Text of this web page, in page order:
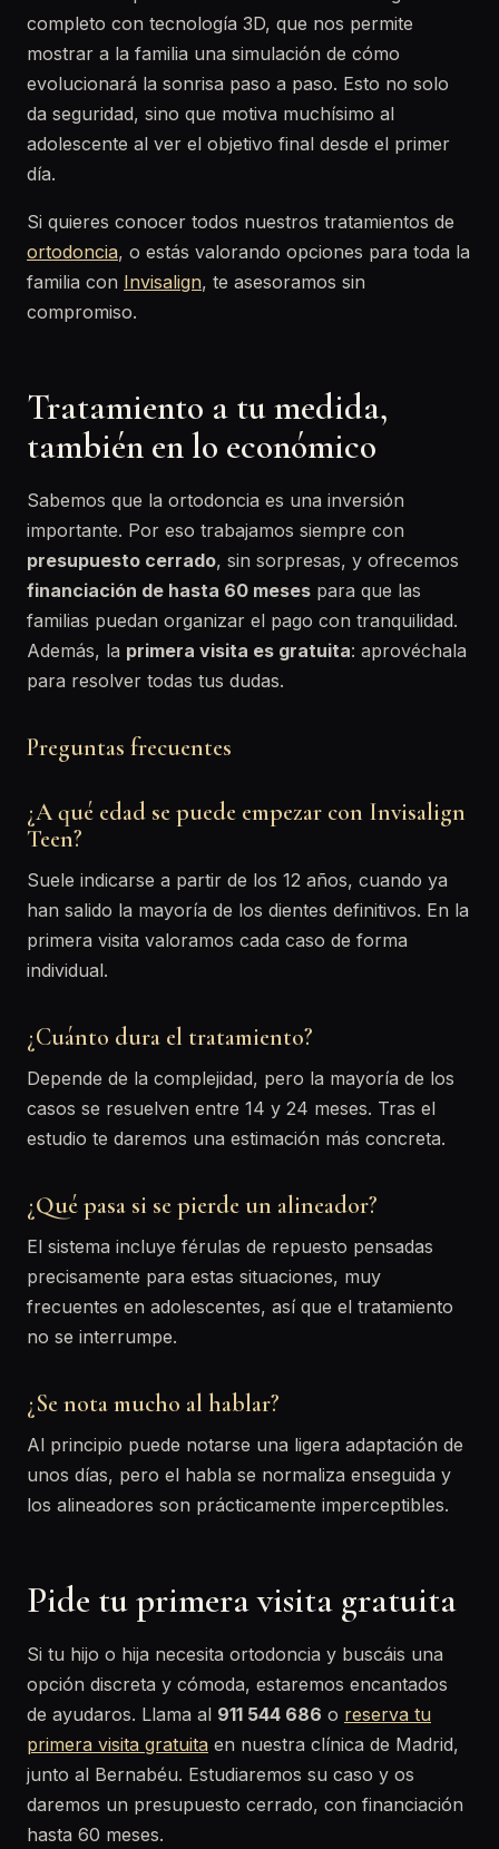
completo con tecnología 3D, que nos permite
mostrar a la familia una simulación de cómo
evolucionará la sonrisa paso a paso. Esto no solo
da seguridad, sino que motiva muchísimo al
adolescente al ver el objetivo final desde el primer
día.
Si quieres conocer todos nuestros tratamientos de
ortodoncia, o estás valorando opciones para toda la
familia con Invisalign, te asesoramos sin
compromiso.
Tratamiento a tu medida,
también en lo económico
Sabemos que la ortodoncia es una inversión
importante. Por eso trabajamos siempre con
presupuesto cerrado, sin sorpresas, y ofrecemos
financiación de hasta 60 meses para que las
familias puedan organizar el pago con tranquilidad.
Además, la primera visita es gratuita: aprovéchala
para resolver todas tus dudas.
Preguntas frecuentes
¿A qué edad se puede empezar con Invisalign
Teen?
Suele indicarse a partir de los 12 años, cuando ya
han salido la mayoría de los dientes definitivos. En la
primera visita valoramos cada caso de forma
individual.
¿Cuánto dura el tratamiento?
Depende de la complejidad, pero la mayoría de los
casos se resuelven entre 14 y 24 meses. Tras el
estudio te daremos una estimación más concreta.
¿Qué pasa si se pierde un alineador?
El sistema incluye férulas de repuesto pensadas
precisamente para estas situaciones, muy
frecuentes en adolescentes, así que el tratamiento
no se interrumpe.
¿Se nota mucho al hablar?
Al principio puede notarse una ligera adaptación de
unos días, pero el habla se normaliza enseguida y
los alineadores son prácticamente imperceptibles.
Pide tu primera visita gratuita
Si tu hijo o hija necesita ortodoncia y buscáis una
opción discreta y cómoda, estaremos encantados
de ayudaros. Llama al 911 544 686 o reserva tu
primera visita gratuita en nuestra clínica de Madrid,
junto al Bernabéu. Estudiaremos su caso y os
daremos un presupuesto cerrado, con financiación
hasta 60 meses.